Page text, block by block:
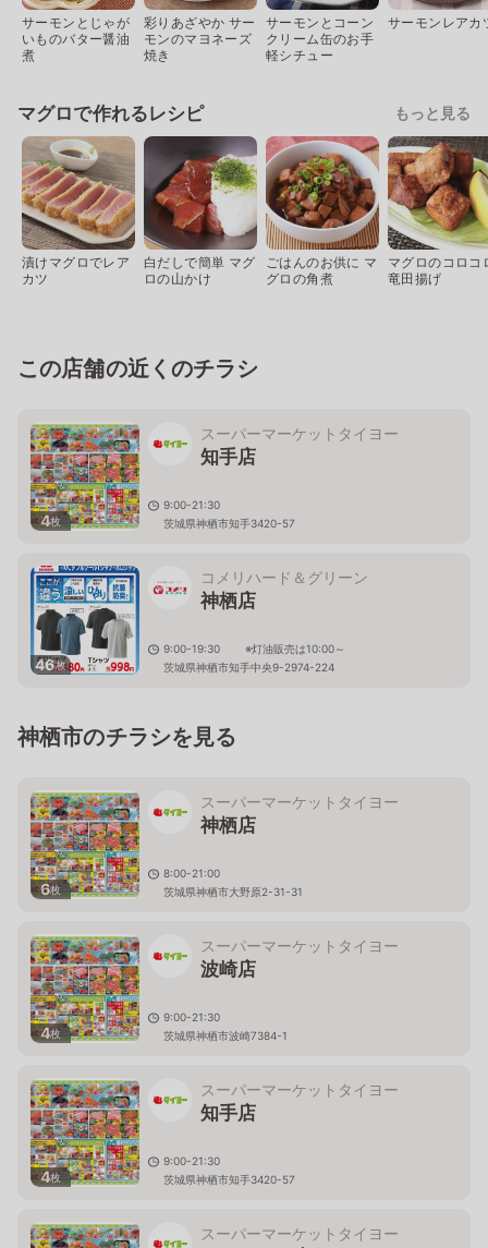
サーモンとじゃが
いものバター醤油
煮
彩りあざやか サー
モンのマヨネーズ
焼き
サーモンとコーン
クリーム缶のお手
軽シチュー
サーモンレアカ
マグロで作れるレシピ もっと見る
漬けマグロでレア
カツ
白だしで簡単 マグ
ロの山かけ
ごはんのお供に マ
グロの角煮
マグロのコロコ
竜田揚げ
この店舗の近くのチラシ
4枚
スーパーマーケットタイヨー
知手店
9:00-21:30
茨城県神栖市知手3420-57
46枚
コメリハード＆グリーン
神栖店
9:00-19:30 ※灯油販売は10:00～
茨城県神栖市知手中央9-2974-224
神栖市のチラシを見る
6枚
スーパーマーケットタイヨー
神栖店
8:00-21:00
茨城県神栖市大野原2-31-31
4枚
スーパーマーケットタイヨー
波崎店
9:00-21:30
茨城県神栖市波崎7384-1
4枚
スーパーマーケットタイヨー
知手店
9:00-21:30
茨城県神栖市知手3420-57
スーパーマーケットタイヨー